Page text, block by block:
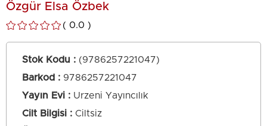
Özgür Elsa Özbek
0.0
Stok Kodu
(9786257221047)
Barkod : 9786257221047
Yayın Evi
Urzeni Yayıncılık
Cilt Bilgisi
Ciltsiz